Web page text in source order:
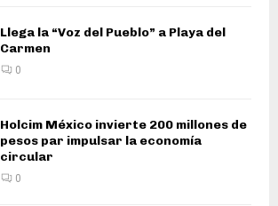
Llega la “Voz del Pueblo” a Playa del
Carmen
0
Holcim México invierte 200 millones de
pesos par impulsar la economía
circular
0